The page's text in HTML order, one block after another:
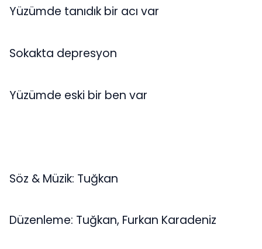
Yüzümde tanıdık bir acı var
Sokakta depresyon
Yüzümde eski bir ben var
Söz & Müzik: Tuğkan
Düzenleme: Tuğkan, Furkan Karadeniz